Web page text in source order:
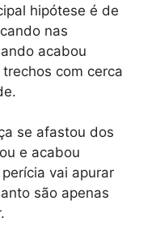
hipótese é de
nas
acabou
com cerca
se afastou dos
e acabou
vai apurar
são apenas